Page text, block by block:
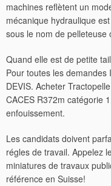
machines reflètent un
mécanique hydraulique
sous le nom de pelleteuse
Quand elle est de petite
Pour toutes les
DEVIS. Acheter
CACES R372m catégorie
enfouissement.
Les candidats doivent
régles de travail. Appelez
miniatures de travaux
référence en Suisse!